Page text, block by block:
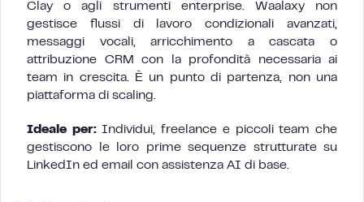
Clay o agli strumenti enterprise. Waalaxy non
gestisce flussi di lavoro condizionali avanzati,
messaggi vocali, arricchimento a cascata o
attribuzione CRM con la profondità necessaria ai
team in crescita. È un punto di partenza, non una
piattaforma di scaling.
Ideale per:Individui, freelance e piccoli team che
gestiscono le loro prime sequenze strutturate su
LinkedIn ed email con assistenza AI di base.